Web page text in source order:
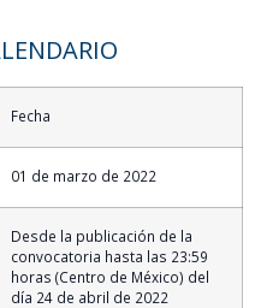
Fecha
01 de marzo de 2022
Desde la publicación de la
convocatoria hasta las 23:59
horas (Centro de México) del
día 24 de abril de 2022